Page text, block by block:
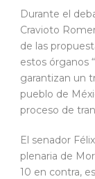
Durante el
Cravioto
de las
estos órganos
garantizan un
pueblo de
proceso de
El senador
plenaria de
10 en contra,